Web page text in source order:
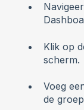
Klik op
scherm.
Voeg
de